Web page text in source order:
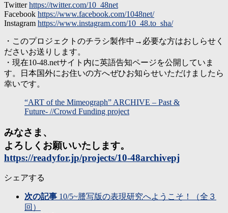
Twitterhttps://twitter.com/10_48net
Facebook https://www.facebook.com/1048net/
Instagram https://www.instagram.com/10_48.to_sha/
・このプロジェクトのチラシ製作中→必要な方はおしらせく
ださいお送りします。
・現在10-48.netサイト内に英語告知ページを公開していま
す。日本国外にお住いの方へぜひお知らせいただけましたら
幸いです。
“ART of the Mimeograph” ARCHIVE – Past &
Future- //Crowd Funding project
みなさま、
よろしくお願いいたします。
https://readyfor.jp/projects/10-48archivepj
シェアする
次の記事 10/5~謄写版の表現研究へようこそ！（全３
回）